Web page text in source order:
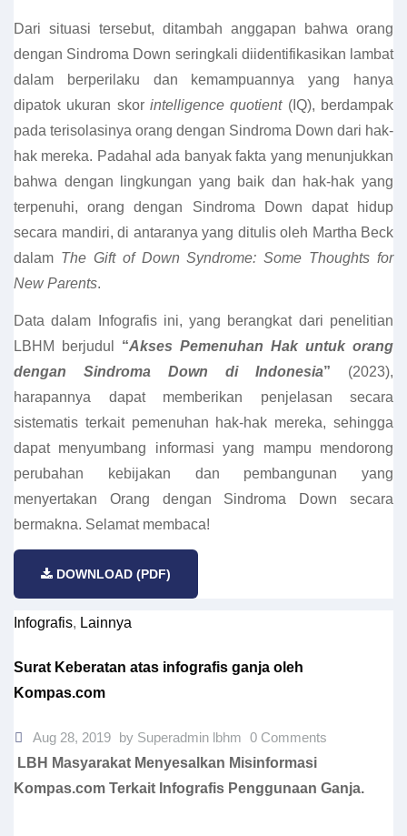
Dari situasi tersebut, ditambah anggapan bahwa orang
dengan Sindroma Down seringkali diidentifikasikan lambat
dalam berperilaku dan kemampuannya yang hanya
dipatok ukuran skor intelligence quotient(IQ), berdampak
pada terisolasinya orang dengan Sindroma Down dari hak-
hak mereka. Padahal ada banyak fakta yang menunjukkan
bahwa dengan lingkungan yang baik dan hak-hak yang
terpenuhi, orang dengan Sindroma Down dapat hidup
secara mandiri, di antaranya yang ditulis oleh Martha Beck
dalam The Gift of Down Syndrome: Some Thoughts for
New Parents.
Data dalam Infografis ini, yang berangkat dari penelitian
LBHM berjudul “Akses Pemenuhan Hak untuk orang
dengan Sindroma Down di Indonesia” (2023),
harapannya dapat memberikan penjelasan secara
sistematis terkait pemenuhan hak-hak mereka, sehingga
dapat menyumbang informasi yang mampu mendorong
perubahan kebijakan dan pembangunan yang
menyertakan Orang dengan Sindroma Down secara
bermakna. Selamat membaca!
DOWNLOAD (PDF)
Infografis, Lainnya
Surat Keberatan atas infografis ganja oleh
Kompas.com
Aug 28, 2019 by Superadmin lbhm 0 Comments
LBH Masyarakat Menyesalkan Misinformasi
Kompas.com Terkait Infografis Penggunaan Ganja.